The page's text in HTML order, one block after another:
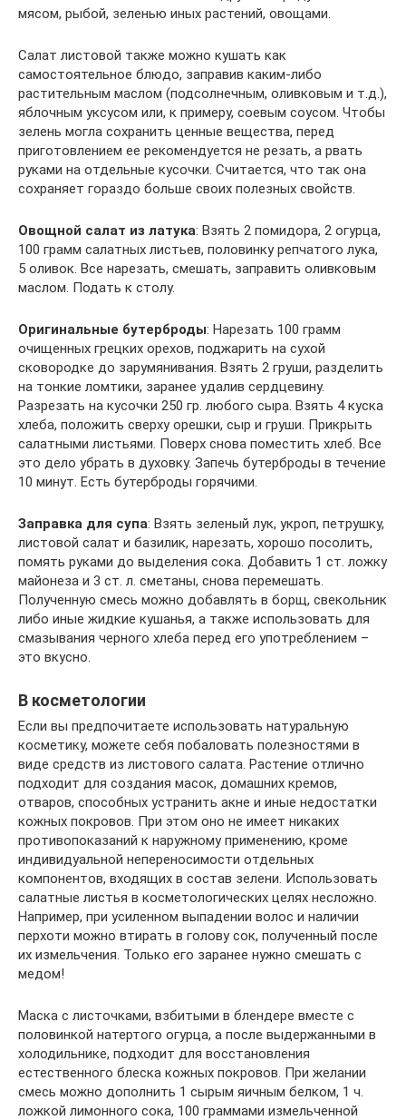
мясом, рыбой, зеленью иных растений, овощами.
Салат листовой также можно кушать как
самостоятельное блюдо, заправив каким-либо
растительным маслом (подсолнечным, оливковым и т.д.),
яблочным уксусом или, к примеру, соевым соусом. Чтобы
зелень могла сохранить ценные вещества, перед
приготовлением ее рекомендуется не резать, а рвать
руками на отдельные кусочки. Считается, что так она
сохраняет гораздо больше своих полезных свойств.
Овощной салат из латука: Взять 2 помидора, 2 огурца,
100 грамм салатных листьев, половинку репчатого лука,
5 оливок. Все нарезать, смешать, заправить оливковым
маслом. Подать к столу.
Оригинальные бутерброды: Нарезать 100 грамм
очищенных грецких орехов, поджарить на сухой
сковородке до зарумянивания. Взять 2 груши, разделить
на тонкие ломтики, заранее удалив сердцевину.
Разрезать на кусочки 250 гр. любого сыра. Взять 4 куска
хлеба, положить сверху орешки, сыр и груши. Прикрыть
салатными листьями. Поверх снова поместить хлеб. Все
это дело убрать в духовку. Запечь бутерброды в течение
10 минут. Есть бутерброды горячими.
Заправка для супа: Взять зеленый лук, укроп, петрушку,
листовой салат и базилик, нарезать, хорошо посолить,
помять руками до выделения сока. Добавить 1 ст. ложку
майонеза и 3 ст. л. сметаны, снова перемешать.
Полученную смесь можно добавлять в борщ, свекольник
либо иные жидкие кушанья, а также использовать для
смазывания черного хлеба перед его употреблением –
это вкусно.
В косметологии
Если вы предпочитаете использовать натуральную
косметику, можете себя побаловать полезностями в
виде средств из листового салата. Растение отлично
подходит для создания масок, домашних кремов,
отваров, способных устранить акне и иные недостатки
кожных покровов. При этом оно не имеет никаких
противопоказаний к наружному применению, кроме
индивидуальной непереносимости отдельных
компонентов, входящих в состав зелени. Использовать
салатные листья в косметологических целях несложно.
Например, при усиленном выпадении волос и наличии
перхоти можно втирать в голову сок, полученный после
их измельчения. Только его заранее нужно смешать с
медом!
Маска с листочками, взбитыми в блендере вместе с
половинкой натертого огурца, а после выдержанными в
холодильнике, подходит для восстановления
естественного блеска кожных покровов. При желании
смесь можно дополнить 1 сырым яичным белком, 1 ч.
ложкой лимонного сока, 100 граммами измельченной